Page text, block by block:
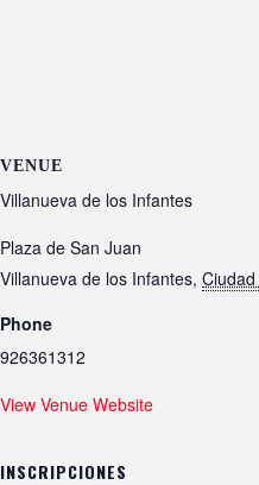
VENUE
Villanueva de los Infantes
Plaza de San Juan
Villanueva de los Infantes,
Phone
926361312
View Venue Website
INSCRIPCIONES